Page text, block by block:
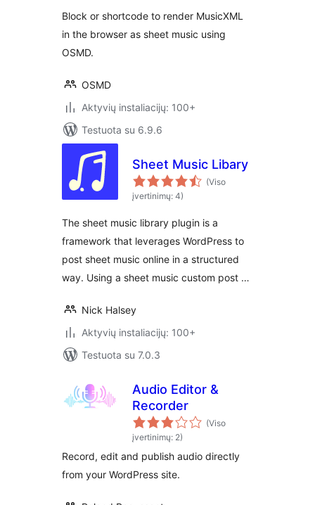
Block or shortcode to render MusicXML
in the browser as sheet music using
OSMD.
OSMD
Aktyvių instaliacijų: 100+
Testuota su 6.9.6
Sheet Music Libary
(Viso
įvertinimų: 4)
The sheet music library plugin is a
framework that leverages WordPress to
post sheet music online in a structured
way. Using a sheet music custom post …
Nick Halsey
Aktyvių instaliacijų: 100+
Testuota su 7.0.3
Audio Editor &
Recorder
(Viso
įvertinimų: 2)
Record, edit and publish audio directly
from your WordPress site.